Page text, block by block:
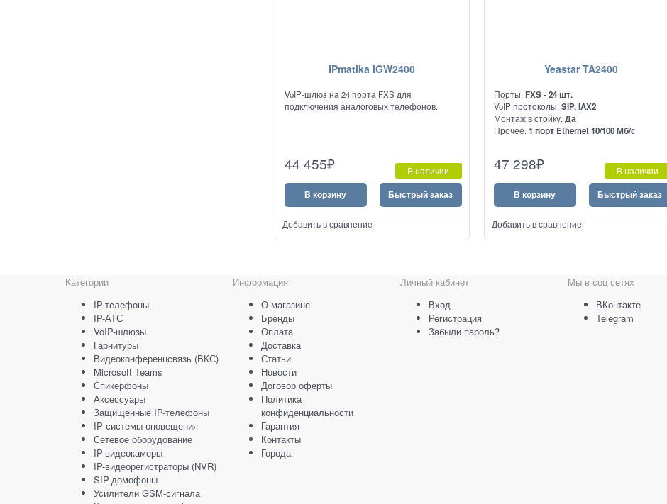
IPmatika IGW2400
VoIP-шлюз на 24 порта FXS для
подключения аналоговых телефонов.
44 455₽ В наличии
В корзину Быстрый заказ
Добавить в сравнение
Yeastar TA2400
Порты:FXS - 24 шт.
VoIP протоколы:SIP, IAX2
Монтаж в стойку:Да
Прочее:1 порт Ethernet 10/100 Мб/с
аналоговых АТС и телефонов к сетям VoIP
47 298₽ В наличии
В корзину Быстрый заказ
Добавить в сравнение
Категории
IP-телефоны
IP-АТС
VoIP-шлюзы
Гарнитуры
Видеоконференцсвязь (ВКС)
Microsoft Teams
Спикерфоны
Аксессуары
Защищенные IP-телефоны
IP системы оповещения
Сетевое оборудование
IP-видеокамеры
IP-видеорегистраторы (NVR)
SIP-домофоны
Усилители GSM-сигнала
Информация
О магазине
Бренды
Оплата
Доставка
Статьи
Новости
Договор оферты
Политика
конфиденциальности
Гарантия
Контакты
Города
Личный кабинет
Вход
Регистрация
Забыли пароль?
Мы в соц сетях
ВКонтакте
Telegram